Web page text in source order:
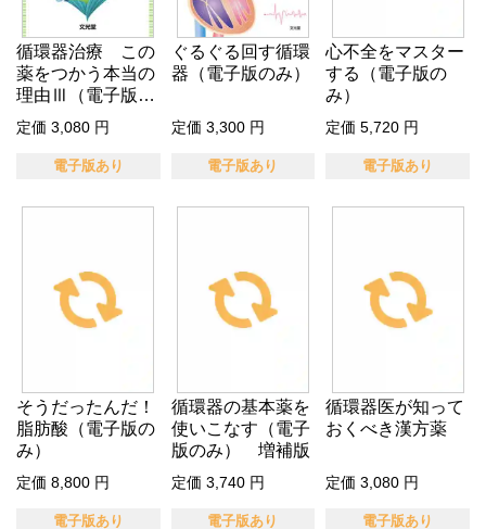
循環器治療 この
薬をつかう本当の
理由Ⅲ（電子版の
み）
定価 3,080 円
電子版あり
ぐるぐる回す循環
器（電子版のみ）
定価 3,300 円
電子版あり
心不全をマスター
する（電子版の
み）
定価 5,720 円
電子版あり
そうだったんだ！
脂肪酸（電子版の
み）
定価 8,800 円
電子版あり
循環器の基本薬を
使いこなす（電子
版のみ） 増補版
定価 3,740 円
電子版あり
循環器医が知って
おくべき漢方薬
定価 3,080 円
電子版あり